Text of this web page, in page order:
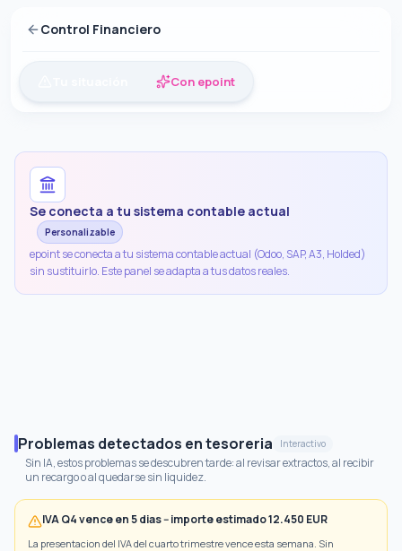
Control Financiero
Con epoint
Se conecta a tu sistema contable actual
Personalizable
epoint se conecta a tu sistema contable actual (Odoo, SAP, A3, Holded)
sin sustituirlo. Este panel se adapta a tus datos reales.
Problemas detectados en tesoreria Interactivo
Sin IA, estos problemas se descubren tarde: al revisar extractos, al recibir
un recargo o al quedarse sin liquidez.
IVA Q4 vence en 5 dias -- importe estimado 12.450 EUR
La presentacion del IVA del cuarto trimestre vence esta semana. Sin